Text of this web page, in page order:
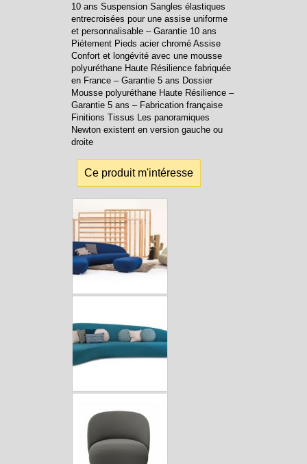
10 ans Suspension Sangles élastiques
entrecroisées pour une assise uniforme
et personnalisable – Garantie 10 ans
Piétement Pieds acier chromé Assise
Confort et longévité avec une mousse
polyuréthane Haute Résilience fabriquée
en France – Garantie 5 ans Dossier
Mousse polyuréthane Haute Résilience –
Garantie 5 ans – Fabrication française
Finitions Tissus Les panoramiques
Newton existent en version gauche ou
droite
Ce produit m'intéresse